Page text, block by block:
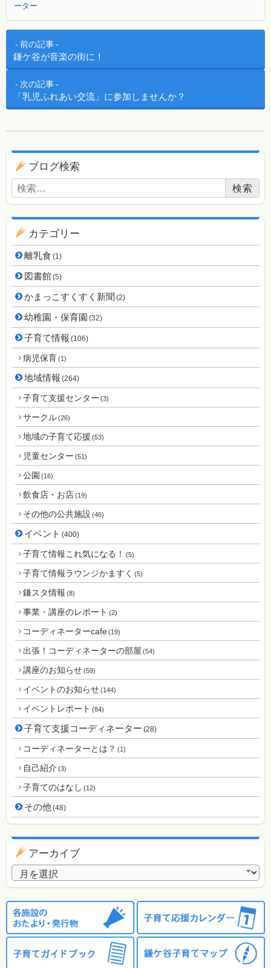
ーター
投稿ナビゲーション
前の記事
鎌ケ谷が音楽の街に！
次の記事
「乳児ふれあい交流」に参加しませんか？
ブログ用ナビゲーション
ブログ検索
検索:
カテゴリー
離乳食 (1)
図書館(5)
かまっこすくすく新聞 (2)
幼稚園・保育園 (32)
子育て情報 (106)
病児保育(1)
地域情報 (264)
子育て支援センター (3)
サークル(26)
地域の子育て応援 (53)
児童センター (51)
公園 (16)
飲食店・お店(19)
その他の公共施設 (46)
イベント (400)
子育て情報これ気になる！ (5)
子育て情報ラウンジかますく (5)
鎌スタ情報 (8)
事業・講座のレポート (2)
コーディネーターcafe(19)
出張！コーディネーターの部屋 (54)
講座のお知らせ(59)
イベントのお知らせ(144)
イベントレポート (84)
子育て支援コーディネーター (28)
コーディネーターとは？ (1)
自己紹介 (3)
子育てのはなし (12)
その他(48)
アーカイブ
アーカイブ